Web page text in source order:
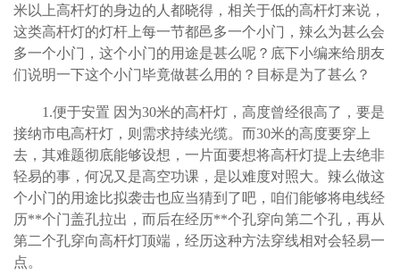
米以上高杆灯的身边的人都晓得，相关于低的高杆灯来说，
这类高杆灯的灯杆上每一节都邑多一个小门，辣么为甚么会
多一个小门，这个小门的用途是甚么呢？底下小编来给朋友
们说明一下这个小门毕竟做甚么用的？目标是为了甚么？
1.便于安置 因为30米的高杆灯，高度曾经很高了，要是
接纳市电高杆灯，则需求持续光缆。而30米的高度要穿上
去，其难题彻底能够设想，一片面要想将高杆灯提上去绝非
轻易的事，何况又是高空功课，是以难度对照大。辣么做这
个小门的用途比拟袭击也应当猜到了吧，咱们能够将电线经
历**个门盖孔拉出，而后在经历**个孔穿向第二个孔，再从
第二个孔穿向高杆灯顶端，经历这种方法穿线相对会轻易一
点。